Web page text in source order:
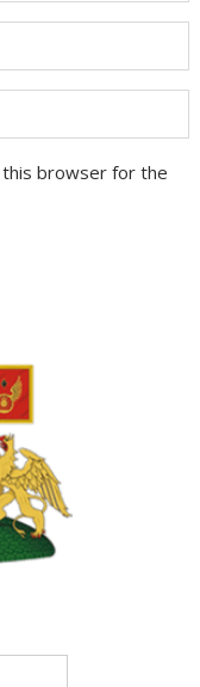
this browser for the